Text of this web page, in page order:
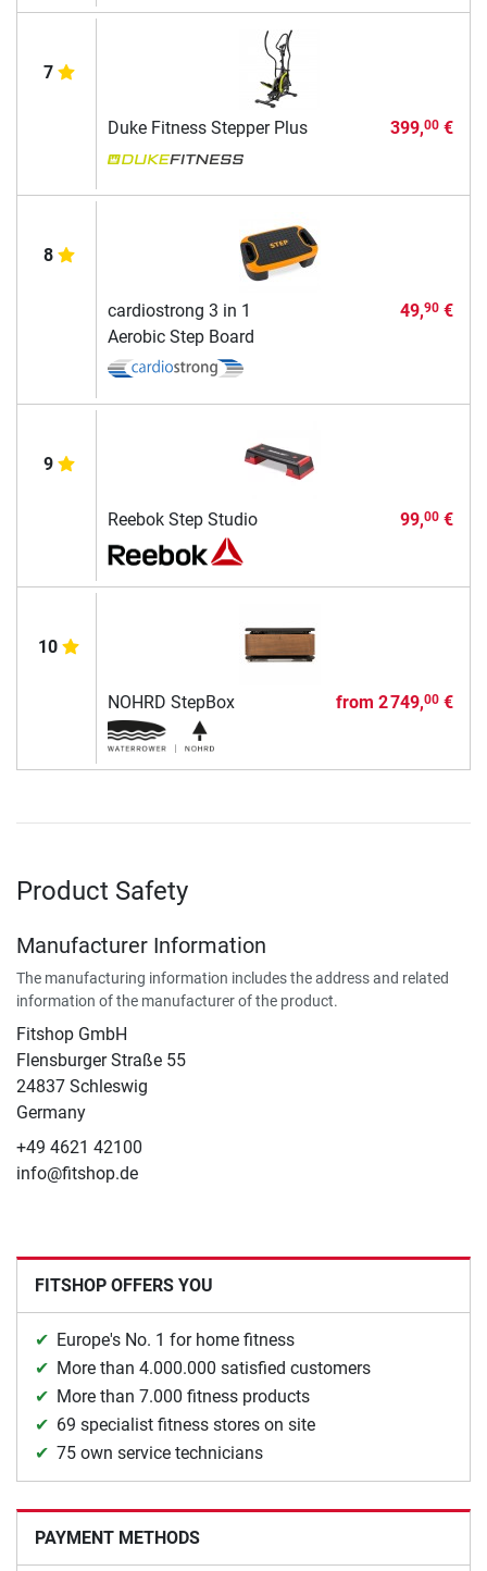
7
Duke Fitness Stepper Plus 399,00€
8
cardiostrong 3 in 1
Aerobic Step Board
49,90€
9
Reebok Step Studio 99,00€
10
NOHRD StepBox from 2 749,00€
Product Safety
Manufacturer Information
The manufacturing information includes the address and related
information of the manufacturer of the product.
Fitshop GmbH
Flensburger Straße 55
24837 Schleswig
Germany
+49 4621 42100
info@fitshop.de
FITSHOP OFFERS YOU
Europe's No. 1 for home fitness
More than 4.000.000 satisfied customers
More than 7.000 fitness products
69 specialist fitness stores on site
75 own service technicians
PAYMENT METHODS